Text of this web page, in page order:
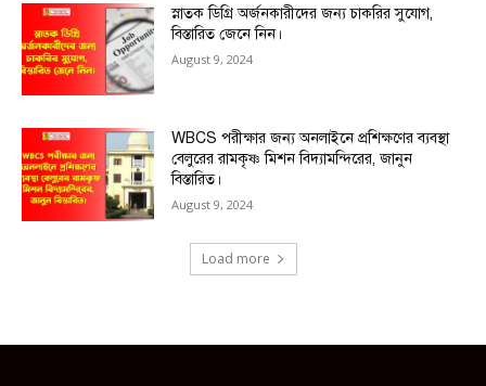
স্নাতক ডিগ্রি অর্জনকারীদের জন্য চাকরির সুযোগ,
বিস্তারিত জেনে নিন।
August 9, 2024
WBCS পরীক্ষার জন্য অনলাইনে প্রশিক্ষণের ব্যবস্থা
বেলুরের রামকৃষ্ণ মিশন বিদ্যামন্দিরের, জানুন
বিস্তারিত।
August 9, 2024
Load more